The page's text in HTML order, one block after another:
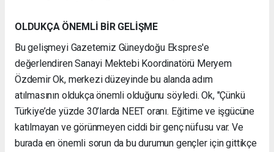
OLDUKÇA ÖNEMLİ BİR GELİŞME
Bu gelişmeyi Gazetemiz Güneydoğu Ekspres'e
değerlendiren Sanayi Mektebi Koordinatörü Meryem
Özdemir Ok, merkezi düzeyinde bu alanda adım
atılmasının oldukça önemli olduğunu söyledi. Ok, "Çünkü
Türkiye’de yüzde 30’larda NEET oranı. Eğitime ve işgücüne
katılmayan ve görünmeyen ciddi bir genç nüfusu var. Ve
burada en önemli sorun da bu durumun gençler için gittikçe